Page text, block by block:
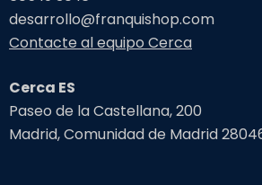
desarrollo@franquishop.com
Contacte al equipo Cerca
Cerca ES
Paseo de la Castellana, 200
Madrid, Comunidad de Madrid